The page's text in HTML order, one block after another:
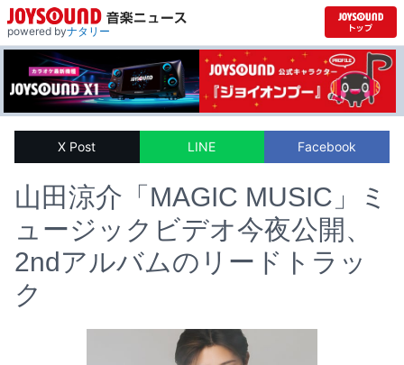
powered byナタリー
X Post LINE Facebook
山田涼介「MAGIC MUSIC」ミ
ュージックビデオ今夜公開、
2ndアルバムのリードトラッ
ク